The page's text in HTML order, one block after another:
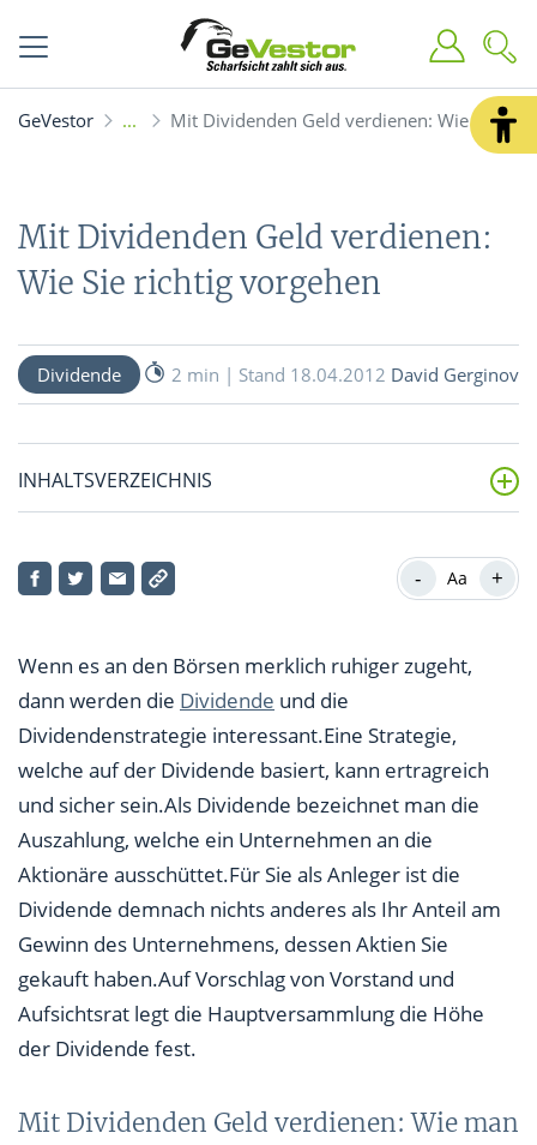
GeVestor Mit Dividenden Geld verdienen: Wie Sie
Mit Dividenden Geld verdienen:
Wie Sie richtig vorgehen
Dividende 2 min | Stand 18.04.2012 David Gerginov
INHALTSVERZEICHNIS
richtigen Dividendenstrategie profitieren kann
- Aa +
Wenn es an den Börsen merklich ruhiger zugeht,
dann werden die Dividende und die
Dividendenstrategie interessant.Eine Strategie,
welche auf der Dividende basiert, kann ertragreich
und sicher sein.Als Dividende bezeichnet man die
Auszahlung, welche ein Unternehmen an die
Aktionäre ausschüttet.Für Sie als Anleger ist die
Dividende demnach nichts anderes als Ihr Anteil am
Gewinn des Unternehmens, dessen Aktien Sie
gekauft haben.Auf Vorschlag von Vorstand und
Aufsichtsrat legt die Hauptversammlung die Höhe
der Dividende fest.
Mit Dividenden Geld verdienen: Wie man